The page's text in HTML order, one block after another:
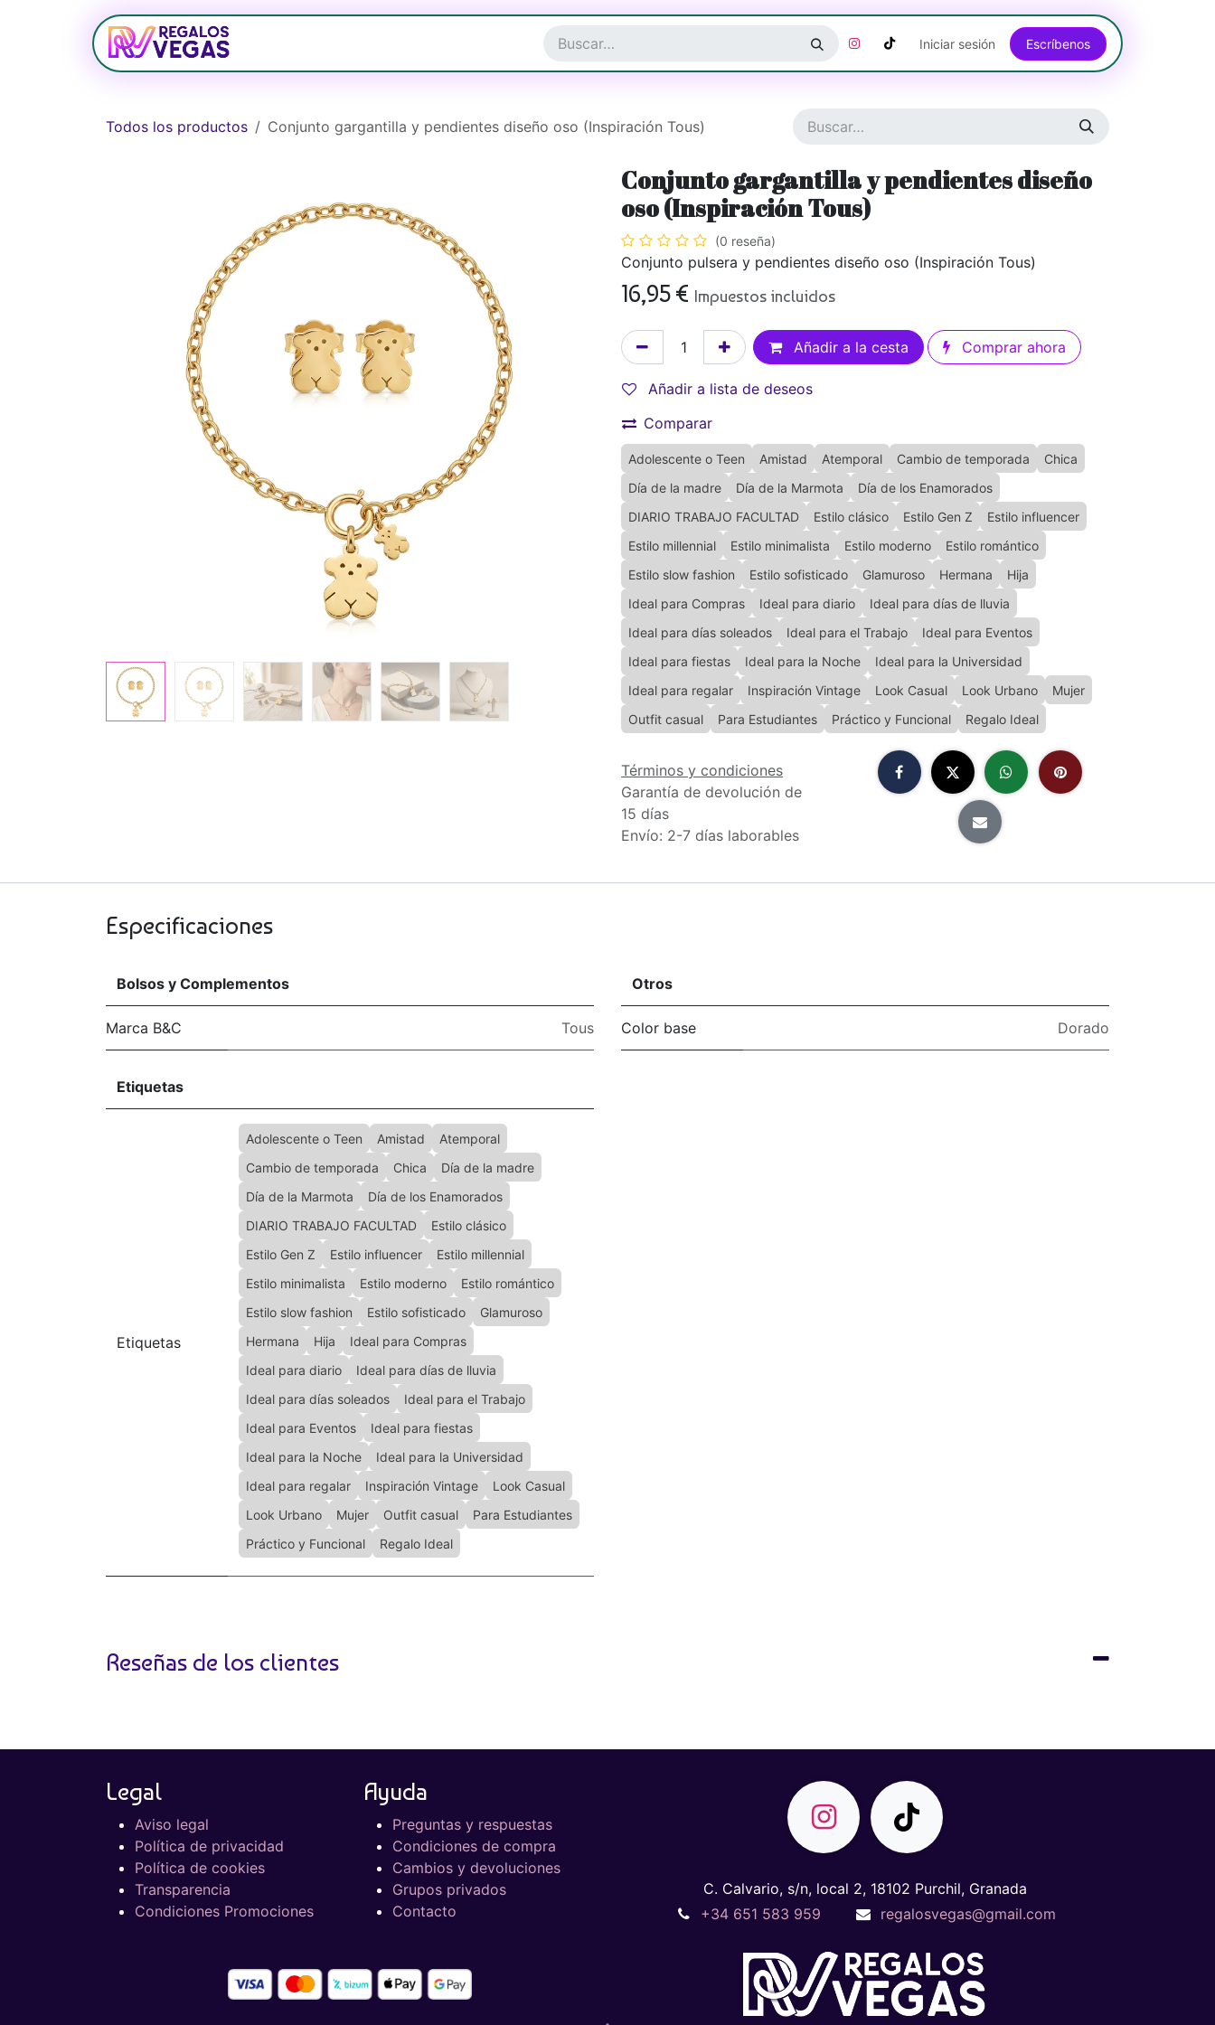
Joyería Iniciar sesión Escríbenos​​​​​​​​​​​​​​​​
Todos los productos Conjunto gargantilla y pendientes diseño oso (Inspiración Tous)
Conjunto gargantilla y pendientes diseño
oso (Inspiración Tous)
(0 reseña)
Conjunto pulsera y pendientes diseño oso (Inspiración Tous)
16,95 € Impuestos incluidos
Añadir a la cesta Comprar ahora
Añadir a lista de deseos
Comparar
Adolescente o Teen Amistad Atemporal Cambio de temporada
Chica
Día de la madre
Día de la Marmota
Día de los Enamorados
DIARIO TRABAJO FACULTAD
Estilo clásico Estilo Gen Z
Estilo influencer
Estilo millennial
Estilo minimalista Estilo moderno
Estilo romántico
Estilo slow fashion
Estilo sofisticado Glamuroso Hermana
Hija
Ideal para Compras
Ideal para diario
Ideal para días de lluvia
Ideal para días soleados
Ideal para el Trabajo
Ideal para Eventos
Ideal para fiestas
Ideal para la Noche
Ideal para la Universidad
Ideal para regalar
Inspiración Vintage Look Casual Look Urbano
Mujer
Outfit casual
Para Estudiantes Práctico y Funcional Regalo Ideal
Términos y condiciones
Garantía de devolución de
15 días
Envío: 2-7 días laborables
Especificaciones
Bolsos y Complementos
Marca B&C Tous
Otros
Color base Dorado
Etiquetas
Etiquetas
Adolescente o Teen Amistad
Atemporal
Cambio de temporada
Chica
Día de la madre
Día de la Marmota
Día de los Enamorados
DIARIO TRABAJO FACULTAD
Estilo clásico
Estilo Gen Z
Estilo influencer
Estilo millennial
Estilo minimalista
Estilo moderno
Estilo romántico
Estilo slow fashion
Estilo sofisticado
Glamuroso
Hermana
Hija
Ideal para Compras
Ideal para diario
Ideal para días de lluvia
Ideal para días soleados
Ideal para el Trabajo
Ideal para Eventos
Ideal para fiestas
Ideal para la Noche
Ideal para la Universidad
Ideal para regalar
Inspiración Vintage
Look Casual
Look Urbano
Mujer Outfit casual
Para Estudiantes
Práctico y Funcional
Regalo Ideal
Reseñas de los clientes
Legal
Aviso legal
Política de privacidad
Política de cookies
Transparencia
Condiciones Promociones
Ayuda
Preguntas y respuestas
Condiciones de compra
Cambios y devoluciones
Grupos privados
Contacto
C. Calvario, s/n, local 2, 18102 Purchil, Granada
+34 651 583 959
regalosvegas@gmail.com